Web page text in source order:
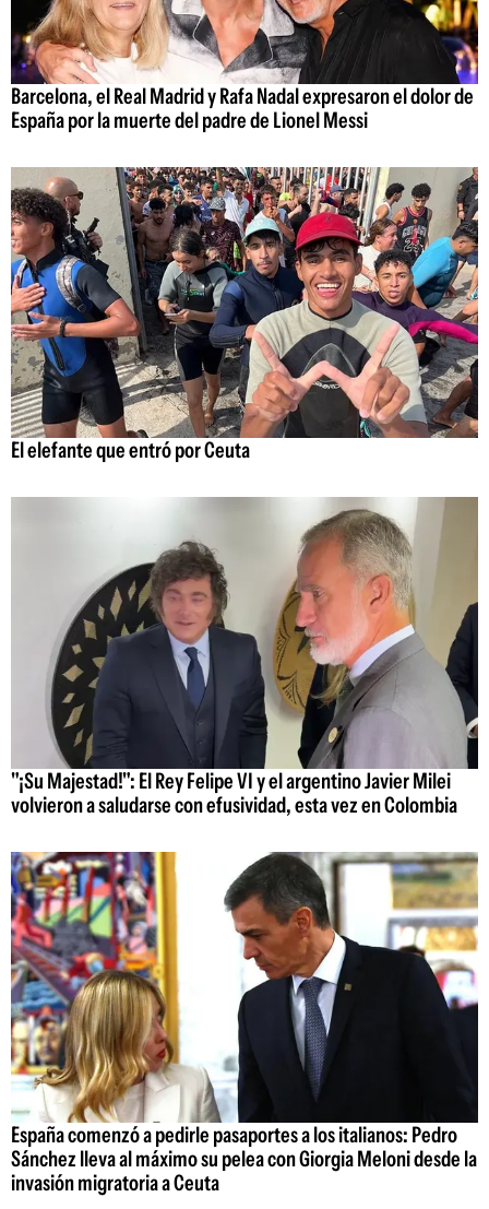
Barcelona, el Real Madrid y Rafa Nadal expresaron el dolor de
España por la muerte del padre de Lionel Messi
El elefante que entró por Ceuta
"¡Su Majestad!": El Rey Felipe VI y el argentino Javier Milei
volvieron a saludarse con efusividad, esta vez en Colombia
España comenzó a pedirle pasaportes a los italianos: Pedro
Sánchez lleva al máximo su pelea con Giorgia Meloni desde la
invasión migratoria a Ceuta